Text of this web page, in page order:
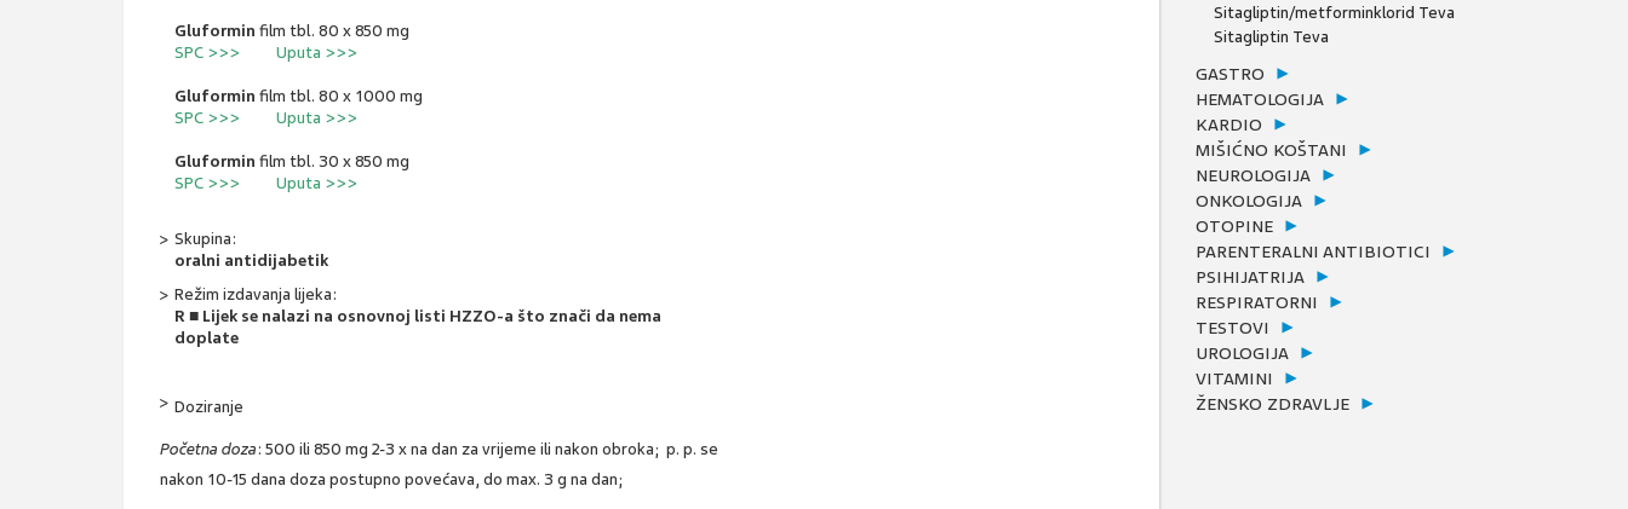
Gluformin film tbl. 80 x 850 mg
SPC >>>
Uputa >>>
Gluformin film tbl. 80 x 1000 mg
SPC >>>
Uputa >>>
Gluformin film tbl. 30 x 850 mg
SPC >>>
Uputa >>>
Skupina:
oralni antidijabetik
Režim izdavanja lijeka:
R ■ Lijek se nalazi na osnovnoj listi HZZO-a što znači da nema
doplate
Doziranje
Početna doza: 500 ili 850 mg 2-3 x na dan za vrijeme ili nakon obroka; p. p. se
nakon 10-15 dana doza postupno povećava, do max. 3 g na dan;
Sitagliptin/metforminklorid Teva
Sitagliptin Teva
GASTRO
HEMATOLOGIJA
KARDIO
MIŠIĆNO KOŠTANI
NEUROLOGIJA
ONKOLOGIJA
OTOPINE
PARENTERALNI ANTIBIOTICI
PSIHIJATRIJA
RESPIRATORNI
TESTOVI
UROLOGIJA
VITAMINI
ŽENSKO ZDRAVLJE